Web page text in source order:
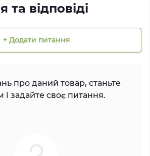
та відповіді
+ Додати питання
про даний товар, станьте
задайте своє питання.